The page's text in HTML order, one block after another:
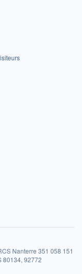
Nanterre 351 058 151
80134, 92772